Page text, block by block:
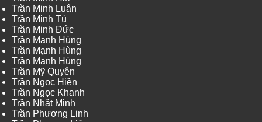
Trần Minh Luân
Trần Minh Tú
Trần Minh Đức
Trần Mạnh Hùng
Trần Mạnh Hùng
Trần Mạnh Hùng
Trần Mỹ Quyên
Trần Ngọc Hiền
Trần Ngọc Khanh
Trần Nhật Minh
Trần Phương Linh